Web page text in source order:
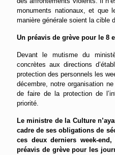
monuments nationaux, et que
manière générale soient la cible
Un préavis de grève pour le 8
Devant le mutisme du
concrètes aux directions
protection des personnels les
décembre, notre organisation
de faire de la protection de
priorité.
Le ministre de la Culturen’a
cadre deses obligations de
ces deux derniers week-end,
préavis de grève pour les